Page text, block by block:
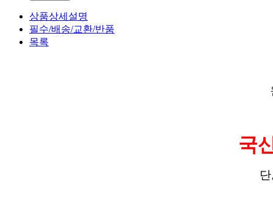
상품상세설명
필수/배송/교환/반품
목록
국